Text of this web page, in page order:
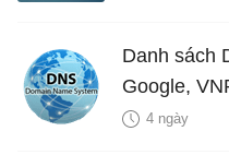
Danh sách
Google,
4 ngày